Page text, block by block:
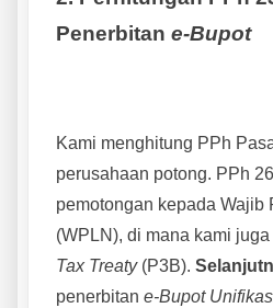
Penerbitan e-Bupot
Kami menghitung PPh
perusahaan potong. PPh
pemotongan kepada Wajib
(WPLN), di mana kami
Tax Treaty(P3B).
penerbitan e-Bupot